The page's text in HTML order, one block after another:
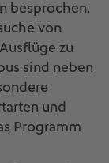
besprochen.
von
zu
sind neben
und
Programm